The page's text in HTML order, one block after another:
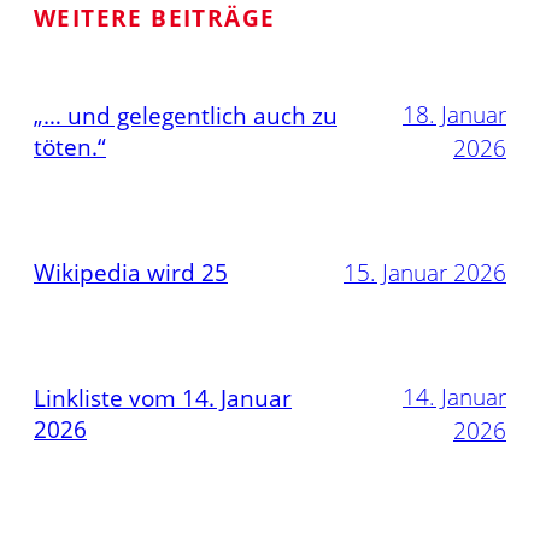
WEITERE BEITRÄGE
„… und gelegentlich auch zu
töten.“
18. Januar
2026
Wikipedia wird 25 15. Januar 2026
Linkliste vom 14. Januar
2026
14. Januar
2026